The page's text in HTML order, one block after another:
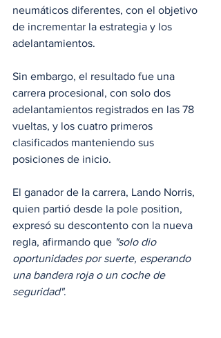
neumáticos diferentes, con el objetivo
de incrementar la estrategia y los
adelantamientos.
Sin embargo, el resultado fue una
carrera procesional, con solo dos
adelantamientos registrados en las 78
vueltas, y los cuatro primeros
clasificados manteniendo sus
posiciones de inicio.
El ganador de la carrera, Lando Norris,
quien partió desde la pole position,
expresó su descontento con la nueva
regla, afirmando que "solo dio
oportunidades por suerte, esperando
una bandera roja o un coche de
seguridad".